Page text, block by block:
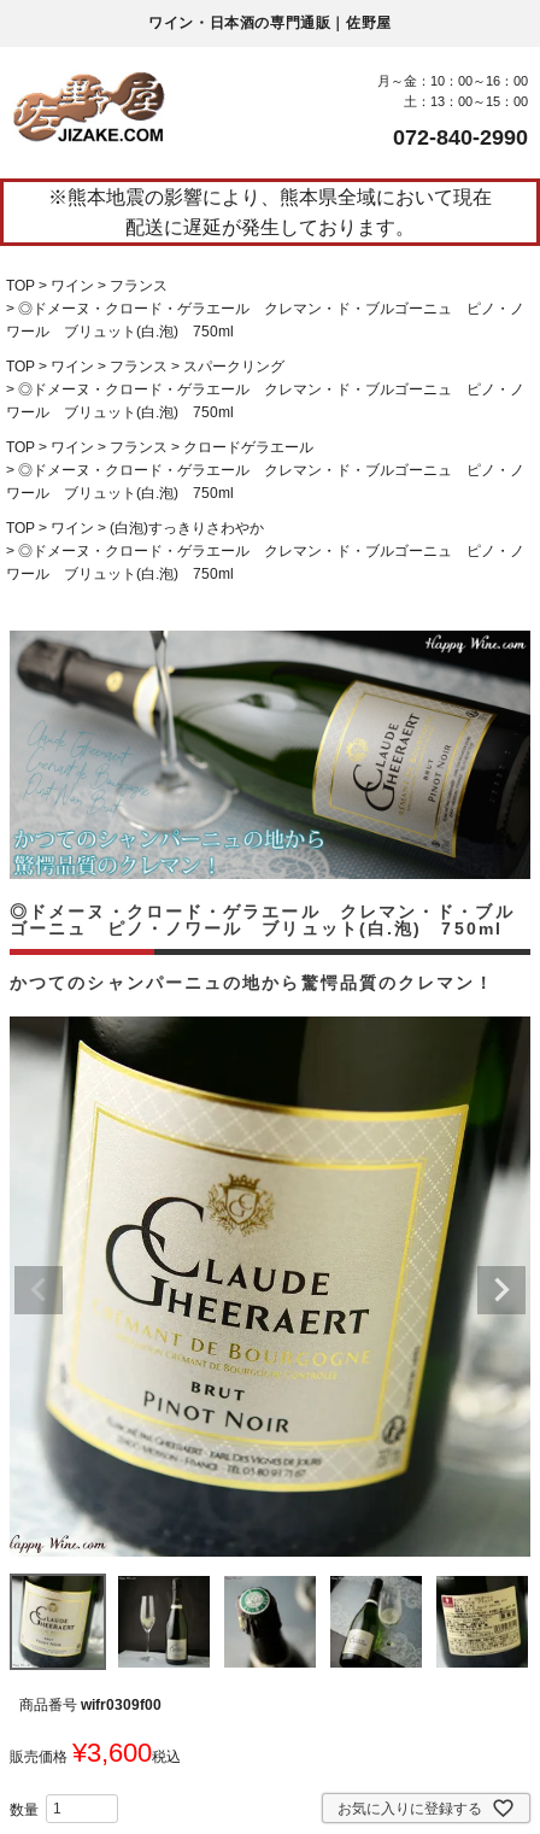
ワイン・日本酒の専門通販｜佐野屋
月～金：10：00～16：00
土：13：00～15：00
072-840-2990
※熊本地震の影響により、熊本県全域において現在
配送に遅延が発生しております。
TOP ワイン
フランス
◎ドメーヌ・クロード・ゲラエール クレマン・ド・ブルゴーニュ ピノ・ノ
ワール ブリュット(白.泡) 750ml
TOP ワイン フランス
スパークリング
◎ドメーヌ・クロード・ゲラエール クレマン・ド・ブルゴーニュ ピノ・ノ
ワール ブリュット(白.泡) 750ml
TOP ワイン フランス
クロードゲラエール
◎ドメーヌ・クロード・ゲラエール クレマン・ド・ブルゴーニュ ピノ・ノ
ワール ブリュット(白.泡) 750ml
TOP ワイン
(白泡)すっきりさわやか
◎ドメーヌ・クロード・ゲラエール クレマン・ド・ブルゴーニュ ピノ・ノ
ワール ブリュット(白.泡) 750ml
かつてのシャンパーニュの地から驚愕品質のクレマン！
◎ドメーヌ・クロード・ゲラエール クレマン・ド・ブル
ゴーニュ ピノ・ノワール ブリュット(白.泡) 750ml
商品番号 wifr0309f00
販売価格 ¥3,600税込
お気に入りに登録する